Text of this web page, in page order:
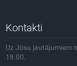
Kontakti
Uz Jūsu jautājumiem
18.00.